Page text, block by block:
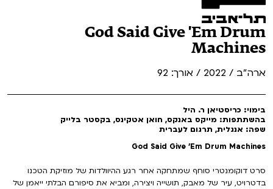
God Said Give 'Em Drum
Machines
ארה"ב / 2022 / אורך: 92
בימוי: כריסטיאן ר. היל
בהשתתפות: מייקס באנקס, חואן אטקינס, בקסטר בלייק
שפה: אנגלית, תרגום לעברית
God Said Give 'Em Drum Machines
סרט דוקומנטרי סוחף שמתחקה אחר רגע ההיוולדות של מוזיקת הטכנו
בדטרויט, עיר של מאבק, תושייה ויצירה, ומביא את סיפורם הבלתי ייאמן של